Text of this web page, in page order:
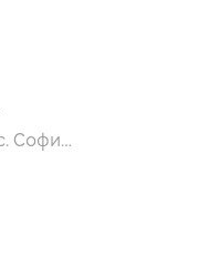
ул. Большая Кольцевая, 60, с. Софиевская Борщаговка, Киевская обл., 08131